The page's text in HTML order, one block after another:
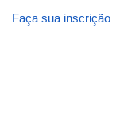
Faça sua inscrição